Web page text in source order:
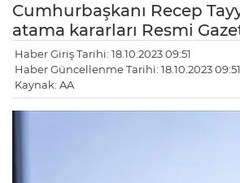
Cumhurbaşkanı Recep
atama kararları Resmi
Haber Giriş Tarihi: 18.10.2023 09:51
Haber Güncellenme Tarihi: 18.10.2023 09:51
Kaynak: AA